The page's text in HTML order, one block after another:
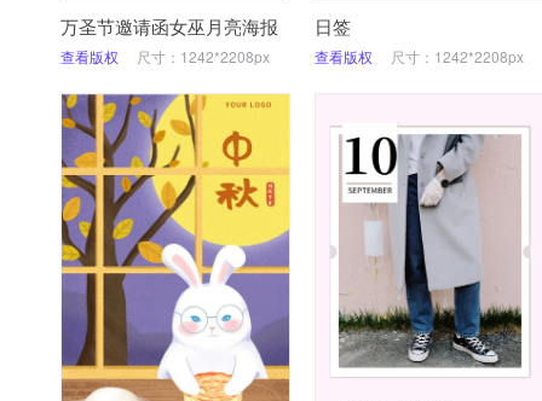
万圣节邀请函女巫月亮海报
查看版权 尺寸：1242*2208px
日签
查看版权 尺寸：1242*2208px